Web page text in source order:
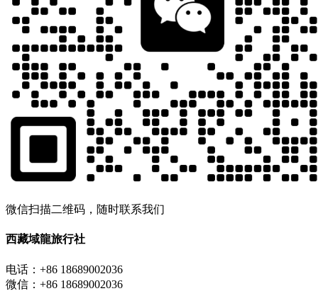
微信扫描二维码，随时联系我们
西藏域龍旅行社
电话：+86 18689002036
微信：+86 18689002036